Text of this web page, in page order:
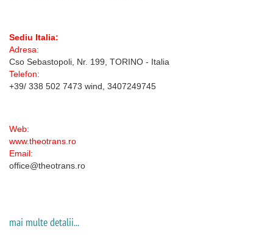
Sediu Italia:
Adresa:
Cso Sebastopoli, Nr. 199, TORINO - Italia
Telefon:
+39/ 338 502 7473 wind, 3407249745
Web:
www.theotrans.ro
Email:
office@theotrans.ro
mai multe detalii...